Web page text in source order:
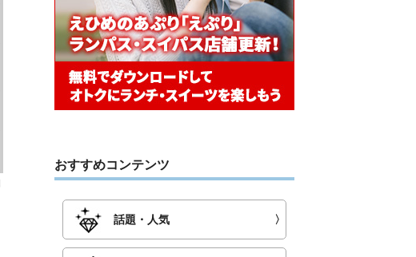
おすすめコンテンツ
話題・人気 〉